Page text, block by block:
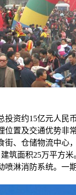
资约15亿元人
置及交通优势
、仓储物流中
筑面积25万平方
淋消防系统。一